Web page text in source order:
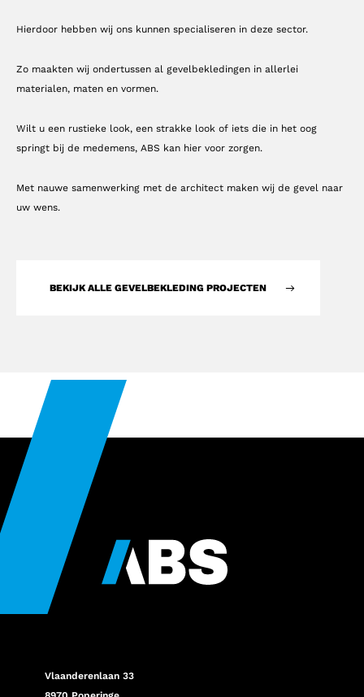
Hierdoor hebben wij ons kunnen specialiseren in deze sector.
Zo maakten wij ondertussen al gevelbekledingen in allerlei
materialen, maten en vormen.
Wilt u een rustieke look, een strakke look of iets die in het oog
springt bij de medemens, ABS kan hier voor zorgen.
Met nauwe samenwerking met de architect maken wij de gevel naar
uw wens.
BEKIJK ALLE GEVELBEKLEDING PROJECTEN
Abs
Footer
Vlaanderenlaan 33